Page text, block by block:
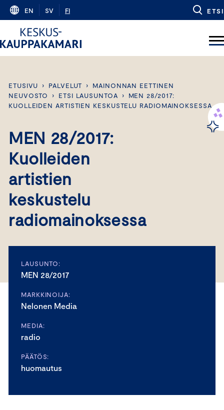
Skip
content
EN SV FI ETSI
ETUSIVU › PALVELUT ›
MAINONNAN EETTINEN
NEUVOSTO
› ETSI LAUSUNTOA ›
MEN 28/2017:
KUOLLEIDEN ARTISTIEN KESKUSTELU RADIOMAINOKSESSA
MEN 28/2017:
Kuolleiden
artistien
keskustelu
radiomainoksessa
LAUSUNTO:
MEN 28/2017
MARKKINOIJA:
Nelonen Media
MEDIA:
radio
PÄÄTÖS:
huomautus